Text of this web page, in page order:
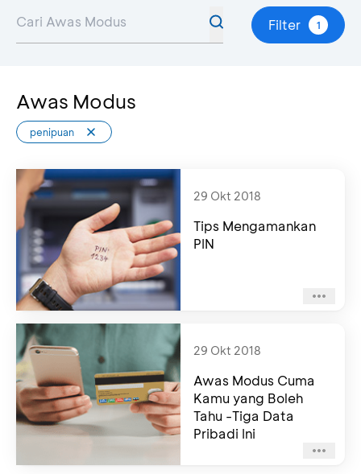
Filter 1
Awas Modus
penipuan
29 Okt 2018
Tips Mengamankan
PIN
29 Okt 2018
Awas Modus Cuma
Kamu yang Boleh
Tahu -Tiga Data
Pribadi Ini